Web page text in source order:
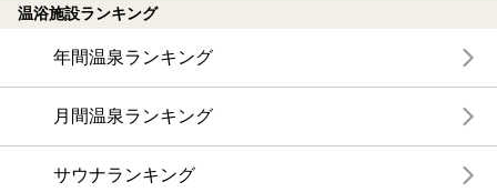
温浴施設ランキング
年間温泉ランキング
月間温泉ランキング
サウナランキング